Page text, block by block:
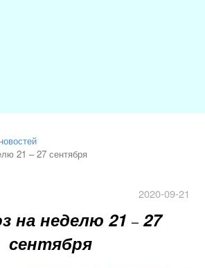
21 – 27 сентября
2020-09-21
на неделю 21 –27
сентября